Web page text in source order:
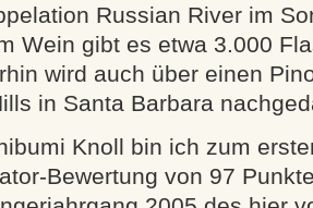
Russian River im
Wein gibt es etwa 3.000
wird auch über einen
in Santa Barbara
Knoll bin ich zum
Bewertung von 97